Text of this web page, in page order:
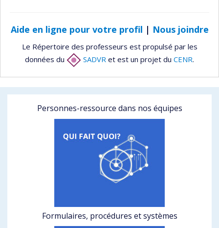
Aide en ligne pour votre profil | Nous joindre
Le Répertoire des professeurs est propulsé par les
données du
SADVR et est un projet du CENR.
Personnes-ressource dans nos équipes
Formulaires, procédures et systèmes